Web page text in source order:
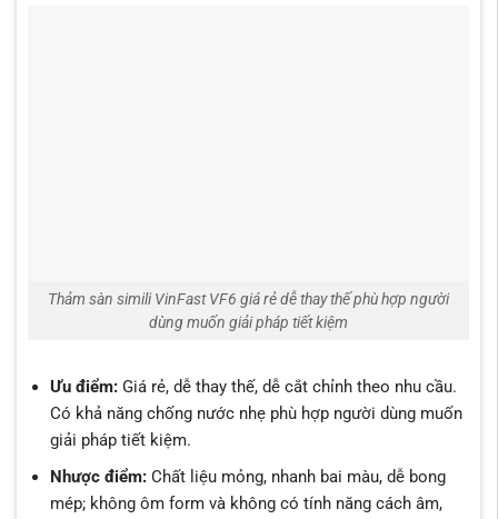
Thảm sàn simili VinFast VF6 giá rẻ dễ thay thế phù hợp người
dùng muốn giải pháp tiết kiệm
Ưu điểm: Giá rẻ, dễ thay thế, dễ cắt chỉnh theo nhu cầu.
Có khả năng chống nước nhẹ phù hợp người dùng muốn
giải pháp tiết kiệm.
Nhược điểm:Chất liệu mỏng, nhanh bai màu, dễ bong
mép; không ôm form và không có tính năng cách âm,